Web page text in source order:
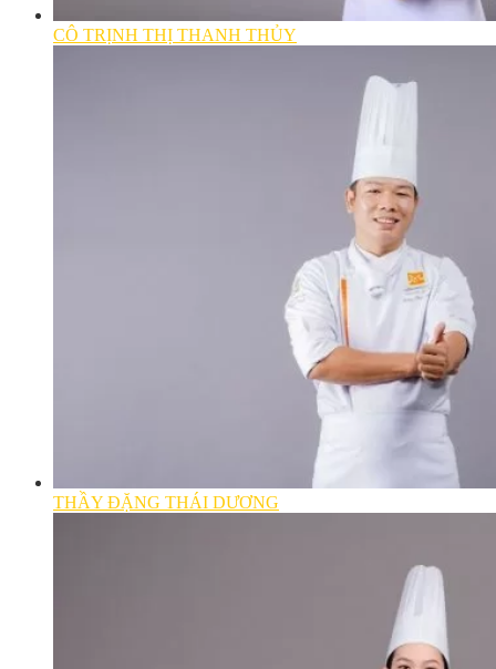
CÔ TRỊNH THỊ THANH THỦY
THẦY ĐẶNG THÁI DƯƠNG